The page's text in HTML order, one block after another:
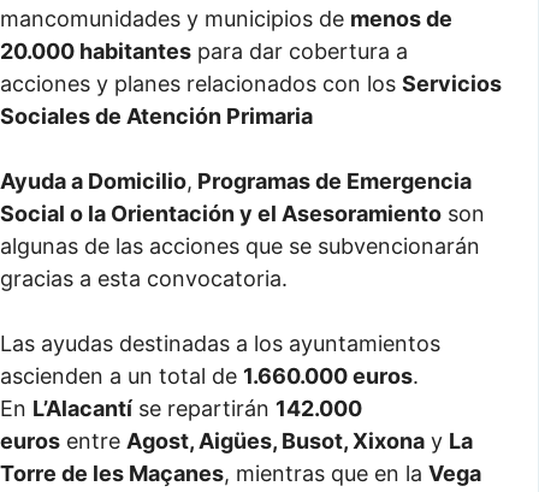
mancomunidades y municipios de menos de
20.000 habitantes para dar cobertura a
acciones y planes relacionados con los Servicios
Sociales de Atención Primaria
Ayuda a Domicilio, Programas de Emergencia
Social o la Orientación y el Asesoramiento son
algunas de las acciones que se subvencionarán
gracias a esta convocatoria.
Las ayudas destinadas a los ayuntamientos
ascienden a un total de 1.660.000 euros.
En L’Alacantí se repartirán 142.000
euros entre Agost, Aigües, Busot, Xixona y La
Torre de les Maçanes, mientras que en la Vega